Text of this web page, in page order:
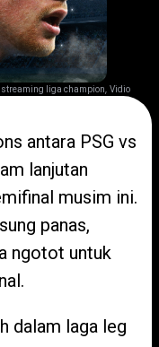
streaming liga champion, Vidio
antara PSG vs
lanjutan
musim ini.
panas,
ngotot untuk
dalam laga leg